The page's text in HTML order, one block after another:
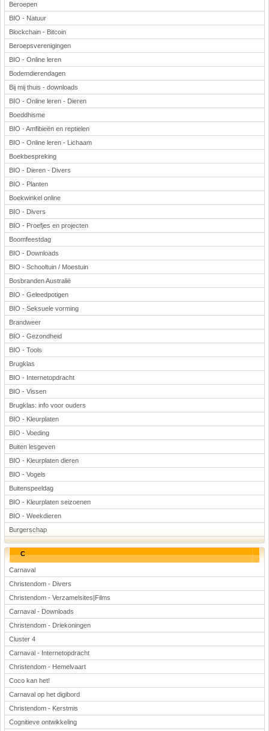
Beroepen
BIO - Natuur
Blockchain - Bitcoin
Beroepsverenigingen
BIO - Online leren
Bodemdierendagen
Bij mij thuis - downloads
BIO - Online leren - Dieren
Boeddhisme
BIO - Amfibieën en reptielen
BIO - Online leren - Lichaam
Boekbespreking
BIO - Dieren - Divers
BIO - Planten
Boekwinkel online
BIO - Divers
BIO - Proefjes en projecten
Boomfeestdag
BIO - Downloads
BIO - Schooltuin / Moestuin
Bosbranden Australië
BIO - Geleedpotigen
BIO - Seksuele vorming
Brandweer
BIO - Gezondheid
BIO - Tools
Brugklas
BIO - Internetopdracht
BIO - Vissen
Brugklas: info voor ouders
BIO - Kleurplaten
BIO - Voeding
Buiten lesgeven
BIO - Kleurplaten dieren
BIO - Vogels
Buitenspeeldag
BIO - Kleurplaten seizoenen
BIO - Weekdieren
Burgerschap
C
Carnaval
Christendom - Divers
Christendom - Verzamelsites|Films
Carnaval - Downloads
Christendom - Driekoningen
Cluster 4
Carnaval - Internetopdracht
Christendom - Hemelvaart
Coco kan het!
Carnaval op het digibord
Christendom - Kerstmis
Cognitieve ontwikkeling